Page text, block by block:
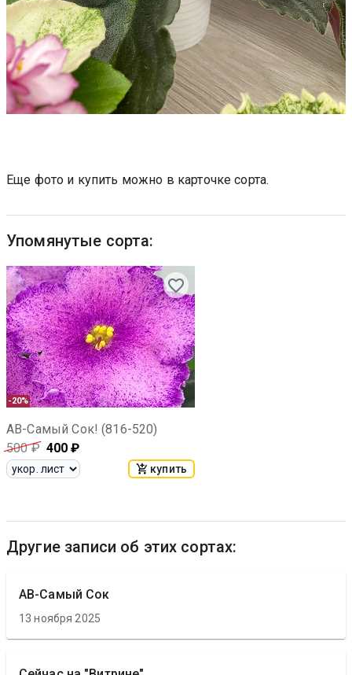
Еще фото и купить можно в карточке сорта.
Упомянутые сорта:
-20%
АВ-Самый Сок! (816-520)
500₽ 400 ₽
купить
Другие записи об этих сортах:
АВ-Самый Сок
13 ноября 2025